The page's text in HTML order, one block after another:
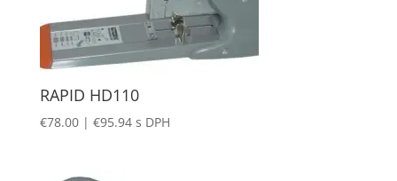
RAPID HD110
€78.00 | €95.94s DPH